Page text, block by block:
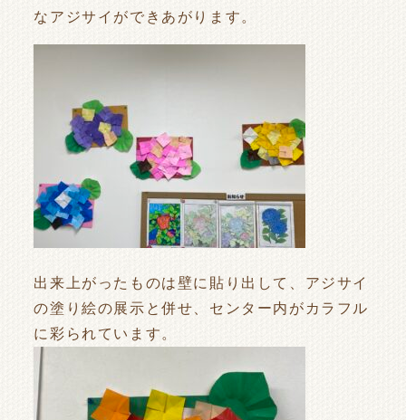
なアジサイができあがります。
出来上がったものは壁に貼り出して、アジサイ
の塗り絵の展示と併せ、センター内がカラフル
に彩られています。